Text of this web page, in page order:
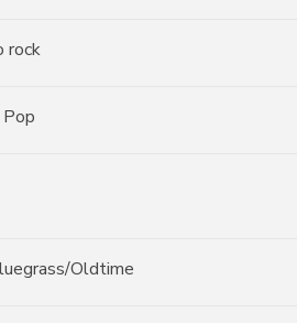
rock
Oldtime